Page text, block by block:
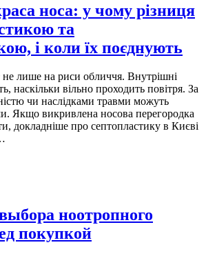
носа: у чому різниця
та
і коли їх поєднують
лише на риси обличчя. Внутрішні
наскільки вільно проходить повітря. За
чи наслідками травми можуть
Якщо викривлена носова перегородка
докладніше про септопластику в Києві
ноотропного
покупкой